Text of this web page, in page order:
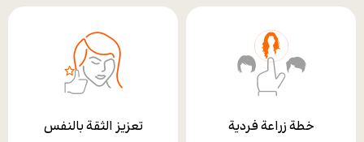
خطة زراعة فردية تعزيز الثقة بالنفس